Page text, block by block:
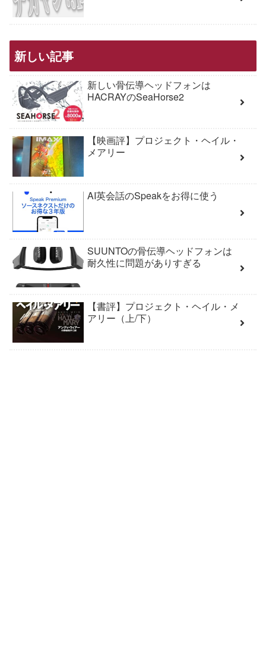
新しい記事
新しい骨伝導ヘッドフォンは
HACRAYのSeaHorse2
【映画評】プロジェクト・ヘイル・
メアリー
AI英会話のSpeakをお得に使う
SUUNTOの骨伝導ヘッドフォンは
耐久性に問題がありすぎる
【書評】プロジェクト・ヘイル・メ
アリー（上/下）